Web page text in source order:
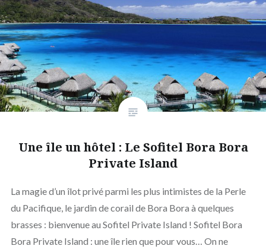
Une île un hôtel : Le Sofitel Bora Bora
Private Island
La magie d’un îlot privé parmi les plus intimistes de la Perle
du Pacifique, le jardin de corail de Bora Bora à quelques
brasses : bienvenue au Sofitel Private Island ! Sofitel Bora
Bora Private Island : une île rien que pour vous… On ne